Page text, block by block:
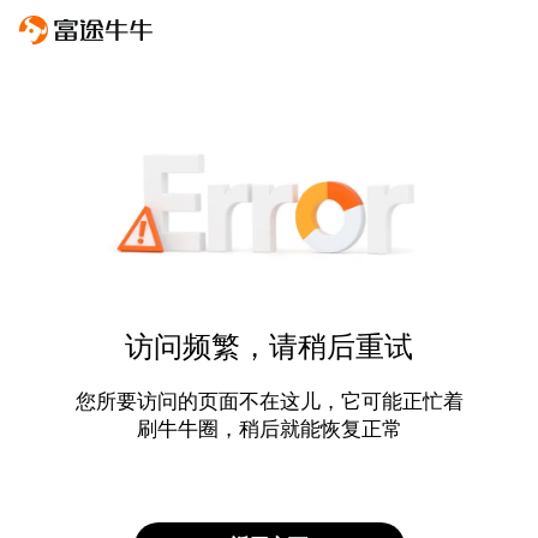
访问频繁，请稍后重试
您所要访问的页面不在这儿，它可能正忙着
刷牛牛圈，稍后就能恢复正常